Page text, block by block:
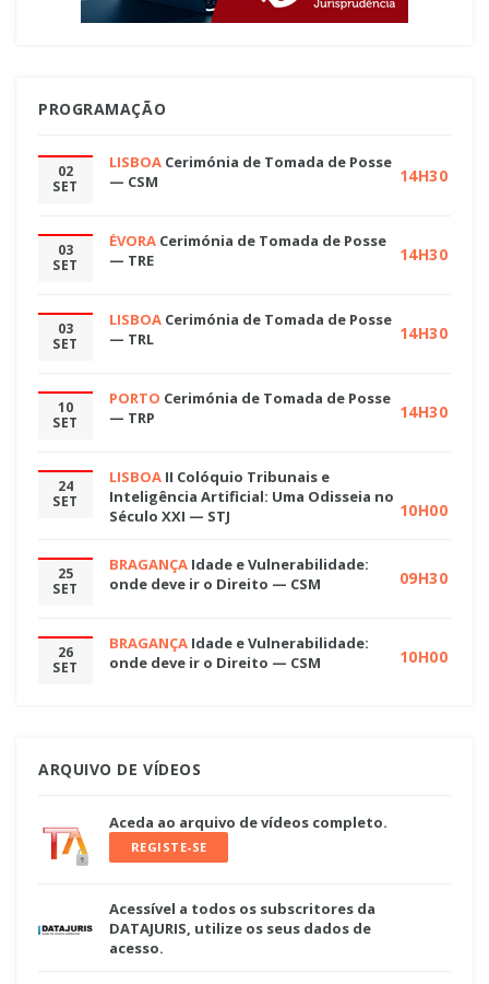
PROGRAMAÇÃO
02
SET
LISBOA Cerimónia de Tomada de Posse
— CSM
14H30
03
SET
ÉVORA Cerimónia de Tomada de Posse
— TRE
14H30
03
SET
LISBOA Cerimónia de Tomada de Posse
— TRL
14H30
10
SET
PORTO Cerimónia de Tomada de Posse
— TRP
14H30
24
SET
LISBOA II Colóquio Tribunais e
Inteligência Artificial: Uma Odisseia no
Século XXI — STJ
10H00
25
SET
BRAGANÇA Idade e Vulnerabilidade:
onde deve ir o Direito — CSM
09H30
26
SET
BRAGANÇA Idade e Vulnerabilidade:
onde deve ir o Direito — CSM
10H00
ARQUIVO DE VÍDEOS
Aceda ao arquivo de vídeos completo.
REGISTE-SE
Acessível a todos os subscritores da
DATAJURIS, utilize os seus dados de
acesso.